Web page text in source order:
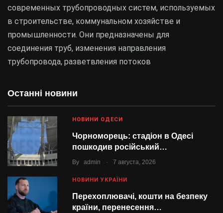
современных трубопроводных систем, используемых
в строительстве, коммунальном хозяйстве и
промышленности. Они предназначены для
соединения труб, изменения направления
трубопровода, разветвления потоков
Останні новини
НОВИНИ ОДЕСИ
Чорноморець: стадіон в Одесі
пошкодив російський…
By admin . 7 августа, 2026
НОВИНИ УКРАЇНИ
Перехоплювачі, кошти на безпеку
країни, перенесення…